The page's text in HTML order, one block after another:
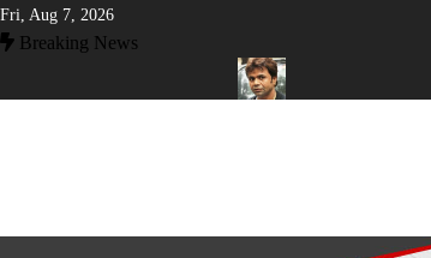
Skip
to
Fri, Aug 7, 2026
Breaking News